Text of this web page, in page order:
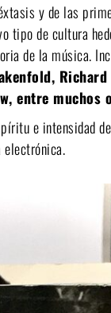
y de las
tipo de cultura
de la música.
Richard
entre muchos
e intensidad
electrónica.